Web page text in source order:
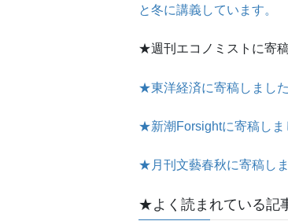
と冬に講義しています。
★週刊エコノミストに寄稿
★東洋経済に寄稿しました
★新潮Forsightに寄稿しま
★月刊文藝春秋に寄稿しま
★よく読まれている記